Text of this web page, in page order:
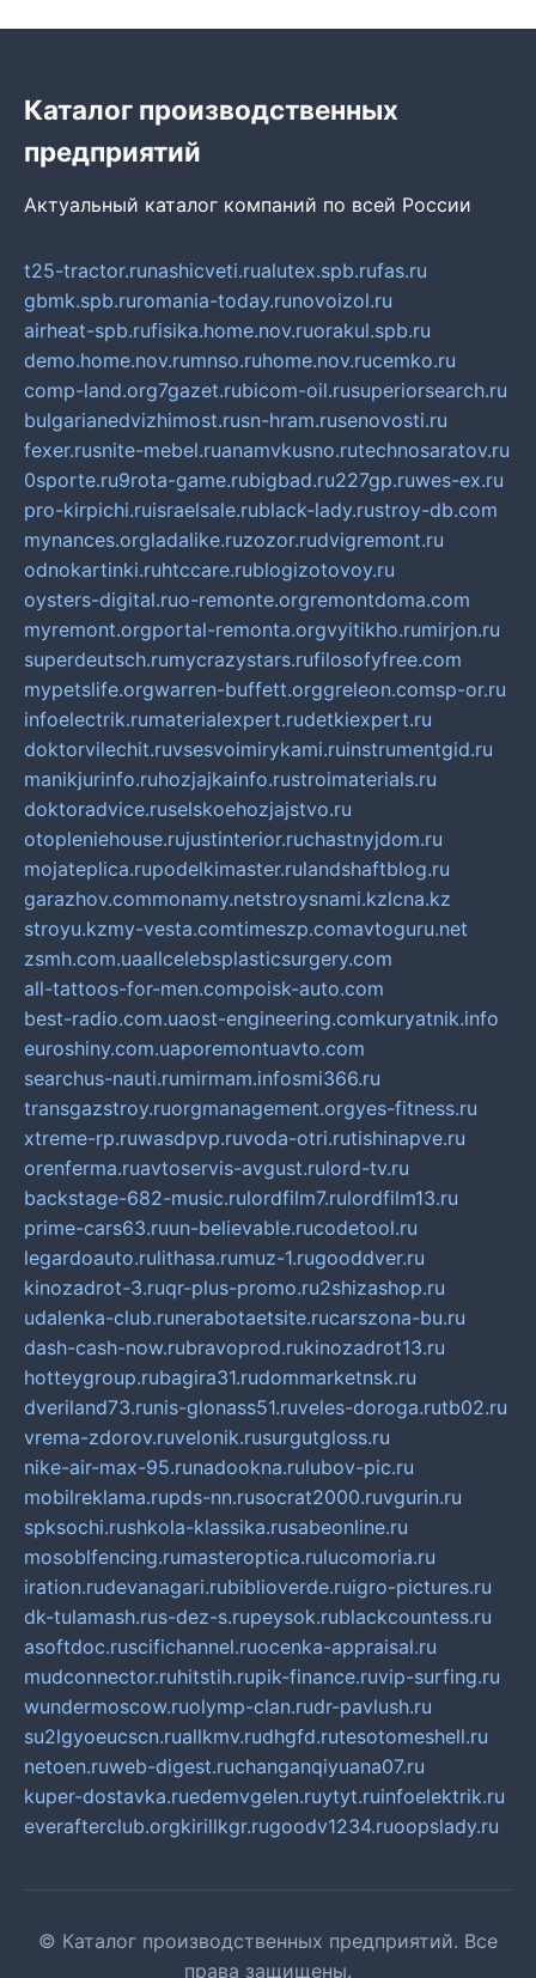
Каталог производственных
предприятий
Актуальный каталог компаний по всей России
t25-tractor.runashicveti.rualutex.spb.rufas.ru
gbmk.spb.ruromania-today.runovoizol.ru
airheat-spb.rufisika.home.nov.ruorakul.spb.ru
demo.home.nov.rumnso.ruhome.nov.rucemko.ru
comp-land.org7gazet.rubicom-oil.rusuperiorsearch.ru
bulgarianedvizhimost.rusn-hram.rusenovosti.ru
fexer.rusnite-mebel.ruanamvkusno.rutechnosaratov.ru
0sporte.ru9rota-game.rubigbad.ru227gp.ruwes-ex.ru
pro-kirpichi.ruisraelsale.rublack-lady.rustroy-db.com
mynances.orgladalike.ruzozor.rudvigremont.ru
odnokartinki.ruhtccare.rublogizotovoy.ru
oysters-digital.ruo-remonte.orgremontdoma.com
myremont.orgportal-remonta.orgvyitikho.rumirjon.ru
superdeutsch.rumycrazystars.rufilosofyfree.com
mypetslife.orgwarren-buffett.orggreleon.comsp-or.ru
infoelectrik.rumaterialexpert.rudetkiexpert.ru
doktorvilechit.ruvsesvoimirykami.ruinstrumentgid.ru
manikjurinfo.ruhozjajkainfo.rustroimaterials.ru
doktoradvice.ruselskoehozjajstvo.ru
otopleniehouse.rujustinterior.ruchastnyjdom.ru
mojateplica.rupodelkimaster.rulandshaftblog.ru
garazhov.commonamy.netstroysnami.kzlcna.kz
stroyu.kzmy-vesta.comtimeszp.comavtoguru.net
zsmh.com.uaallcelebsplasticsurgery.com
all-tattoos-for-men.compoisk-auto.com
best-radio.com.uaost-engineering.comkuryatnik.info
euroshiny.com.uaporemontuavto.com
searchus-nauti.rumirmam.infosmi366.ru
transgazstroy.ruorgmanagement.orgyes-fitness.ru
xtreme-rp.ruwasdpvp.ruvoda-otri.rutishinapve.ru
orenferma.ruavtoservis-avgust.rulord-tv.ru
backstage-682-music.rulordfilm7.rulordfilm13.ru
prime-cars63.ruun-believable.rucodetool.ru
legardoauto.rulithasa.rumuz-1.rugooddver.ru
kinozadrot-3.ruqr-plus-promo.ru2shizashop.ru
udalenka-club.runerabotaetsite.rucarszona-bu.ru
dash-cash-now.rubravoprod.rukinozadrot13.ru
hotteygroup.rubagira31.rudommarketnsk.ru
dveriland73.runis-glonass51.ruveles-doroga.rutb02.ru
vrema-zdorov.ruvelonik.rusurgutgloss.ru
nike-air-max-95.runadookna.rulubov-pic.ru
mobilreklama.rupds-nn.rusocrat2000.ruvgurin.ru
spksochi.rushkola-klassika.rusabeonline.ru
mosoblfencing.rumasteroptica.rulucomoria.ru
iration.rudevanagari.rubiblioverde.ruigro-pictures.ru
dk-tulamash.rus-dez-s.rupeysok.rublackcountess.ru
asoftdoc.ruscifichannel.ruocenka-appraisal.ru
mudconnector.ruhitstih.rupik-finance.ruvip-surfing.ru
wundermoscow.ruolymp-clan.rudr-pavlush.ru
su2lgyoeucscn.ruallkmv.rudhgfd.rutesotomeshell.ru
netoen.ruweb-digest.ruchanganqiyuana07.ru
kuper-dostavka.ruedemvgelen.ruytyt.ruinfoelektrik.ru
everafterclub.orgkirillkgr.rugoodv1234.ruoopslady.ru
© Каталог производственных предприятий. Все
права защищены.